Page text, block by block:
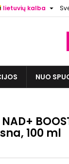
lietuvių kalba 
NUO
100 ml